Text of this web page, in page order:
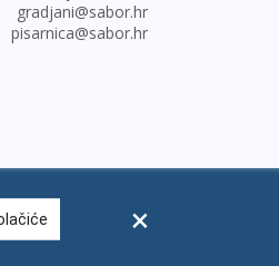
gradjani@sabor.hr
pisarnica@sabor.hr
weba